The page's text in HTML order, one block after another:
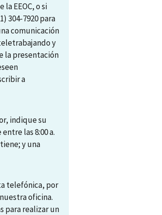
EEOC, o si
304-7920 para
comunicación
y
la presentación
a
indique su
las 8:00 a.
y una
telefónica, por
oficina.
para realizar un